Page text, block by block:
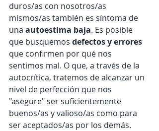
duros/as con nosotros/as
mismos/as también es síntoma de
una autoestima baja. Es posible
que busquemos defectos y errores
que confirmen por qué nos
sentimos mal. O que, a través de la
autocrítica, tratemos de alcanzar un
nivel de perfección que nos
"asegure" ser suficientemente
buenos/as y valioso/as como para
ser aceptados/as por los demás.